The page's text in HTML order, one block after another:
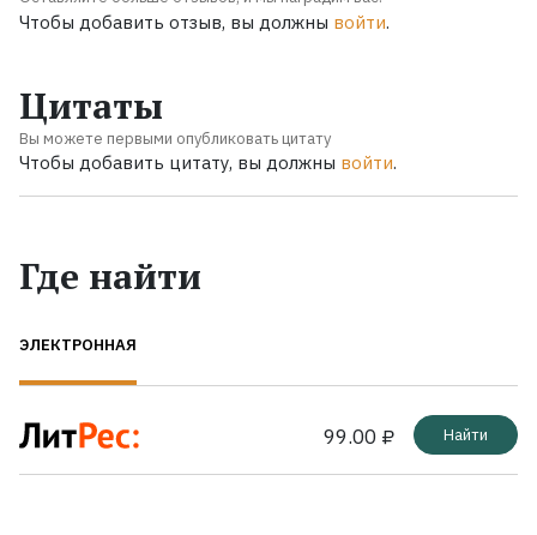
Чтобы добавить отзыв, вы должны войти.
Цитаты
Вы можете первыми опубликовать цитату
Чтобы добавить цитату, вы должны войти.
Где найти
ЭЛЕКТРОННАЯ
99.00 ₽ Найти